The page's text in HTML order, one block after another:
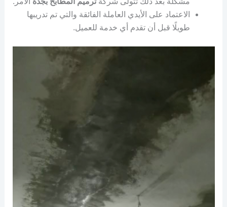
الاعتماد على الأيدي العاملة الفائقة والتي تم تدريبها
طويلًا قبل أن تقدم أي خدمة للعميل.